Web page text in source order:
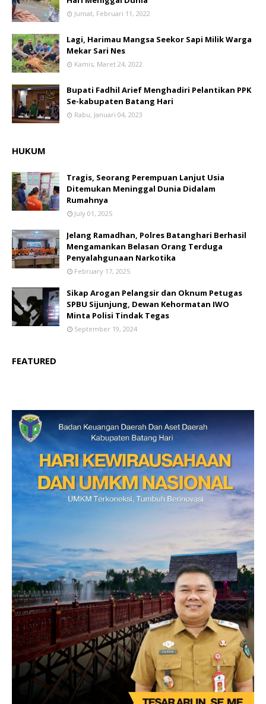
Jumat, Februari 11, 2022
Lagi, Harimau Mangsa Seekor Sapi Milik Warga
Mekar Sari Nes
Kamis, Maret 24, 2022
Bupati Fadhil Arief Menghadiri Pelantikan PPK
Se-kabupaten Batang Hari
Rabu, Januari 04, 2023
HUKUM
Tragis, Seorang Perempuan Lanjut Usia
Ditemukan Meninggal Dunia Didalam
Rumahnya
July 01, 2025
Jelang Ramadhan, Polres Batanghari Berhasil
Mengamankan Belasan Orang Terduga
Penyalahgunaan Narkotika
February 17, 2025
Sikap Arogan Pelangsir dan Oknum Petugas
SPBU Sijunjung, Dewan Kehormatan IWO
Minta Polisi Tindak Tegas
September 19, 2024
FEATURED